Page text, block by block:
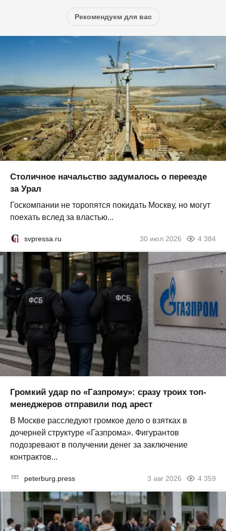
Рекомендуем для вас
Столичное начальство задумалось о переезде
за Урал
Госкомпании не торопятся покидать Москву, но могут
поехать вслед за властью...
svpressa.ru 30 июл 2026 4 384
Громкий удар по «Газпрому»: сразу троих топ-
менеджеров отправили под арест
В Москве расследуют громкое дело о взятках в
дочерней структуре «Газпрома». Фигурантов
подозревают в получении денег за заключение
контрактов...
peterburg.press 3 авг 2026 4 359